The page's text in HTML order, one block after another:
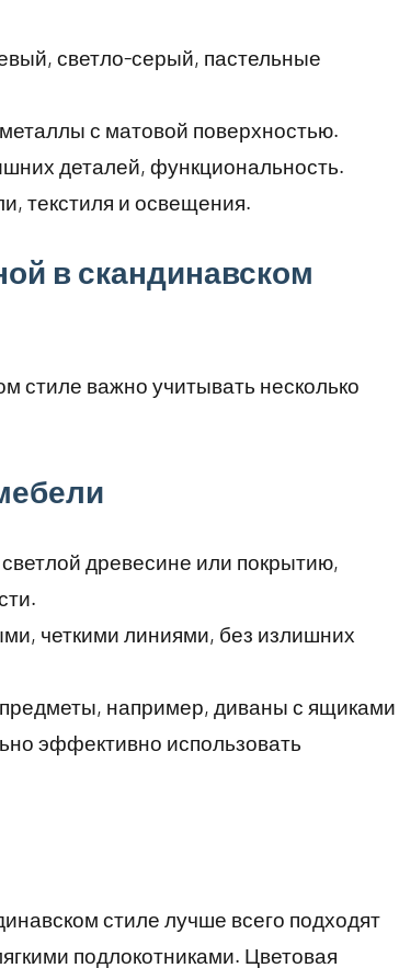
светло-серый, пастельные
с матовой поверхностью.
деталей, функциональность.
текстиля и освещения.
в скандинавском
стиле важно учитывать несколько
древесине или покрытию,
четкими линиями, без излишних
например, диваны с ящиками
эффективно использовать
стиле лучше всего подходят
подлокотниками. Цветовая